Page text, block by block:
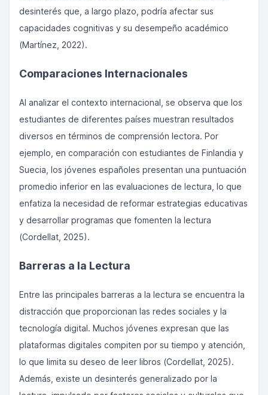
desinterés que, a largo plazo, podría afectar sus
capacidades cognitivas y su desempeño académico
(Martínez, 2022).
Comparaciones Internacionales
Al analizar el contexto internacional, se observa que los
estudiantes de diferentes países muestran resultados
diversos en términos de comprensión lectora. Por
ejemplo, en comparación con estudiantes de Finlandia y
Suecia, los jóvenes españoles presentan una puntuación
promedio inferior en las evaluaciones de lectura, lo que
enfatiza la necesidad de reformar estrategias educativas
y desarrollar programas que fomenten la lectura
(Cordellat, 2025).
Barreras a la Lectura
Entre las principales barreras a la lectura se encuentra la
distracción que proporcionan las redes sociales y la
tecnología digital. Muchos jóvenes expresan que las
plataformas digitales compiten por su tiempo y atención,
lo que limita su deseo de leer libros (Cordellat, 2025).
Además, existe un desinterés generalizado por la